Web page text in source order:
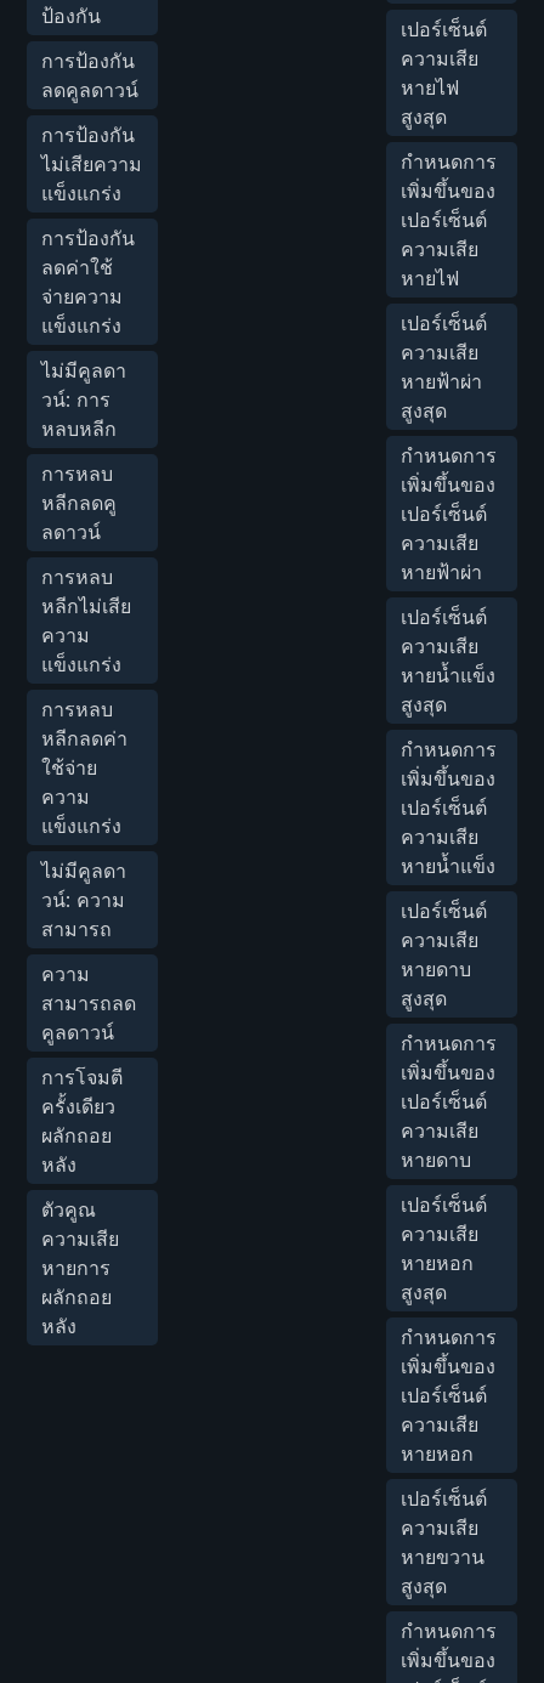
ป้องกัน
การป้องกัน
ลดคูลดาวน์
การป้องกัน
ไม่เสียความ
แข็งแกร่ง
การป้องกัน
ลดค่าใช้
จ่ายความ
แข็งแกร่ง
ไม่มีคูลดา
วน์: การ
หลบหลีก
การหลบ
หลีกลดคู
ลดาวน์
การหลบ
หลีกไม่เสีย
ความ
แข็งแกร่ง
การหลบ
หลีกลดค่า
ใช้จ่าย
ความ
แข็งแกร่ง
ไม่มีคูลดา
วน์: ความ
สามารถ
ความ
สามารถลด
คูลดาวน์
การโจมตี
ครั้งเดียว
ผลักถอย
หลัง
ตัวคูณ
ความเสีย
หายการ
ผลักถอย
หลัง
เปอร์เซ็นต์
ความเสีย
หายไฟ
สูงสุด
กำหนดการ
เพิ่มขึ้นของ
เปอร์เซ็นต์
ความเสีย
หายไฟ
เปอร์เซ็นต์
ความเสีย
หายฟ้าผ่า
สูงสุด
กำหนดการ
เพิ่มขึ้นของ
เปอร์เซ็นต์
ความเสีย
หายฟ้าผ่า
เปอร์เซ็นต์
ความเสีย
หายน้ำแข็ง
สูงสุด
กำหนดการ
เพิ่มขึ้นของ
เปอร์เซ็นต์
ความเสีย
หายน้ำแข็ง
เปอร์เซ็นต์
ความเสีย
หายดาบ
สูงสุด
กำหนดการ
เพิ่มขึ้นของ
เปอร์เซ็นต์
ความเสีย
หายดาบ
เปอร์เซ็นต์
ความเสีย
หายหอก
สูงสุด
กำหนดการ
เพิ่มขึ้นของ
เปอร์เซ็นต์
ความเสีย
หายหอก
เปอร์เซ็นต์
ความเสีย
หายขวาน
สูงสุด
กำหนดการ
เพิ่มขึ้นของ